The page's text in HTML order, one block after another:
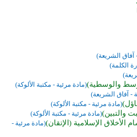
آفاق الشريعة)
الكلمة)
والوسطية)(مادة مرئية - مكتبة الألوكة)
- آفاق الشريعة)
(مادة مرئية - مكتبة الألوكة)
والتبين)(مادة مرئية - مكتبة الألوكة)
الأخلاق الإسلامية (الإتقان)(مادة مرئية -